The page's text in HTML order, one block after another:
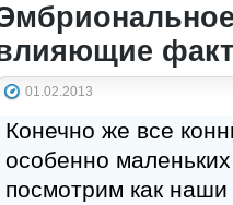
01.02.2013
Конечно же все
особенно
посмотрим как